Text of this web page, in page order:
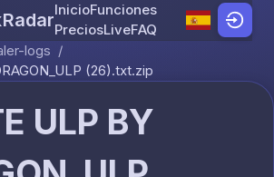
Skip to content
InicioFunciones
PreciosLiveFAQ
logs /
(26).txt.zip
ULP BY